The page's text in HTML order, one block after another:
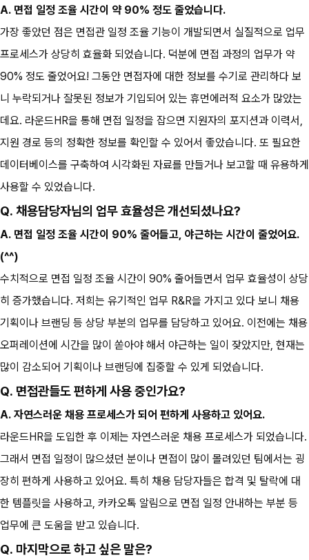
A. 면접 일정 조율 시간이 약 90% 정도 줄었습니다.
가장 좋았던 점은 면접관 일정 조율 기능이 개발되면서 실질적으로 업무
프로세스가 상당히 효율화 되었습니다. 덕분에 면접 과정의 업무가 약
90% 정도 줄었어요! 그동안 면접자에 대한 정보를 수기로 관리하다 보
니 누락되거나 잘못된 정보가 기입되어 있는 휴먼에러적 요소가 많았는
데요. 라운드HR을 통해 면접 일정을 잡으면 지원자의 포지션과 이력서,
지원 경로 등의 정확한 정보를 확인할 수 있어서 좋았습니다. 또 필요한
데이터베이스를 구축하여 시각화된 자료를 만들거나 보고할 때 유용하게
사용할 수 있었습니다.
Q. 채용담당자님의 업무 효율성은 개선되셨나요?
A. 면접 일정 조율 시간이 90% 줄어들고, 야근하는 시간이 줄었어요.
(^^)
수치적으로 면접 일정 조율 시간이 90% 줄어들면서 업무 효율성이 상당
히 증가했습니다. 저희는 유기적인 업무 R&R을 가지고 있다 보니 채용
기획이나 브랜딩 등 상당 부분의 업무를 담당하고 있어요. 이전에는 채용
오퍼레이션에 시간을 많이 쏟아야 해서 야근하는 일이 잦았지만, 현재는
많이 감소되어 기획이나 브랜딩에 집중할 수 있게 되었습니다.
Q. 면접관들도 편하게 사용 중인가요?
A. 자연스러운 채용 프로세스가 되어 편하게 사용하고 있어요.
라운드HR을 도입한 후 이제는 자연스러운 채용 프로세스가 되었습니다.
그래서 면접 일정이 많으셨던 분이나 면접이 많이 몰려있던 팀에서는 굉
장히 편하게 사용하고 있어요. 특히 채용 담당자들은 합격 및 탈락에 대
한 템플릿을 사용하고, 카카오톡 알림으로 면접 일정 안내하는 부분 등
업무에 큰 도움을 받고 있습니다.
Q. 마지막으로 하고 싶은 말은?